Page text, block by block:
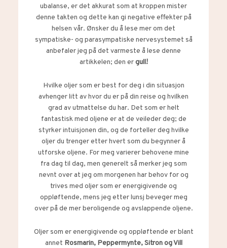
ubalanse, er det akkurat som at kroppen mister
denne takten og dette kan gi negative effekter på
helsen vår. Ønsker du å lese mer om det
sympatiske- og parasympatiske nervesystemet så
anbefaler jeg på det varmeste å lese denne
artikkelen; den ergull!
Hvilke oljer som er best for deg i din situasjon
avhenger litt av hvor du er på din reise og hvilken
grad av utmattelse du har. Det som er helt
fantastisk med oljene er at de veileder deg; de
styrker intuisjonen din, og de forteller deg hvilke
oljer du trenger etter hvert som du begynner å
utforske oljene. For meg varierer behovene mine
fra dag til dag, men generelt så merker jeg som
nevnt over at jeg om morgenen har behov for og
trives med oljer som er energigivende og
oppløftende, mens jeg etter lunsj beveger meg
over på de mer beroligende og avslappende oljene.
Oljer som er energigivende og oppløftende er blant
annet Rosmarin, Peppermynte, Sitron og Vill